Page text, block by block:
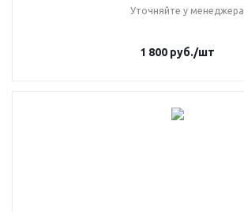
Уточняйте у менеджера
1 800 руб./шт